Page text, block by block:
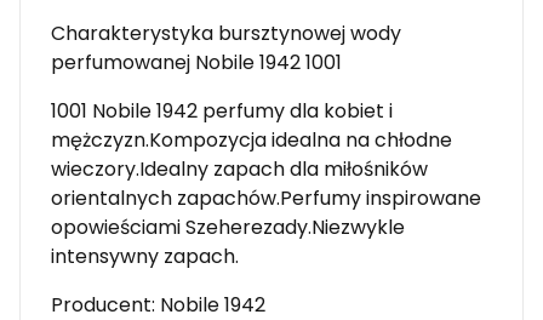
Charakterystyka bursztynowej wody
perfumowanej Nobile 1942 1001
1001 Nobile 1942 perfumy dla kobiet i
mężczyzn.Kompozycja idealna na chłodne
wieczory.Idealny zapach dla miłośników
orientalnych zapachów.Perfumy inspirowane
opowieściami Szeherezady.Niezwykle
intensywny zapach.
Producent: Nobile 1942